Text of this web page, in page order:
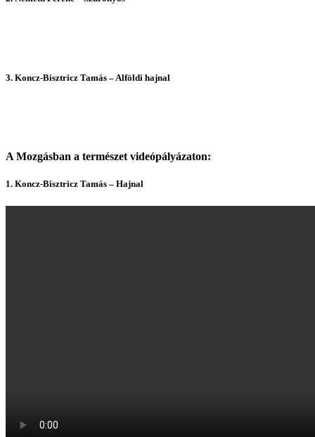
3. Koncz-Bisztricz Tamás – Alföldi hajnal
A Mozgásban a természet videópályázaton:
1. Koncz-Bisztricz Tamás – Hajnal